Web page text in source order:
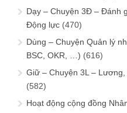
Dạy – Chuyện 3Đ – Đánh
Động lực (470)
Dùng – Chuyện Quản lý
BSC, OKR, …) (616)
Giữ – Chuyện 3L –
(582)
Hoạt động cộng đồng